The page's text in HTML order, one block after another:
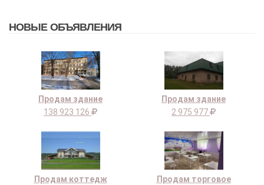
НОВЫЕ ОБЪЯВЛЕНИЯ
Продам здание
138 923 126
Продам здание
2 975 977
Продам коттедж
Продам торговое